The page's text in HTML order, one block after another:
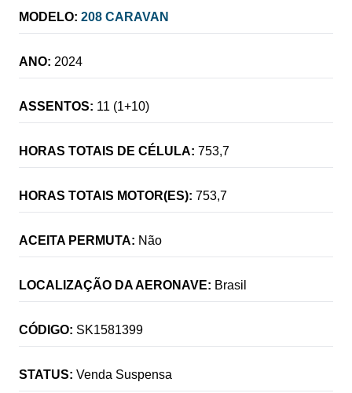
MODELO: 208 CARAVAN
ANO: 2024
ASSENTOS: 11 (1+10)
HORAS TOTAIS DE CÉLULA: 753,7
HORAS TOTAIS MOTOR(ES): 753,7
ACEITA PERMUTA: Não
LOCALIZAÇÃO DA AERONAVE: Brasil
CÓDIGO: SK1581399
STATUS: Venda Suspensa